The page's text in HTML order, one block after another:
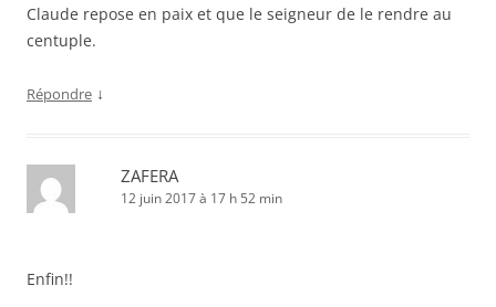
Claude repose en paix et que le seigneur de le rendre au
centuple.
Répondre ↓
ZAFERA
12 juin 2017 à 17 h 52 min
Enfin!!